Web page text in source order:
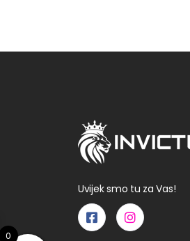
Uvijek smo tu za Vas!
0